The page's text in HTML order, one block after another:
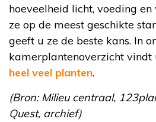
hoeveelheid licht, voeding
ze op de meest geschikte
geeft u ze de beste kans. In
kamerplantenoverzicht vindt
heel veel planten.
(Bron: Milieu centraal,
Quest, archief)